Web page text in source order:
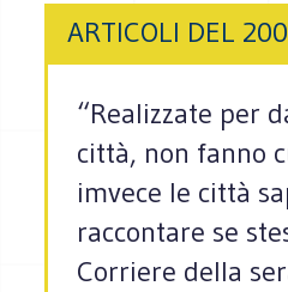
ARTICOLI DEL
“Realizzate per
città, non fanno
imvece le città
raccontare se
Corriere della